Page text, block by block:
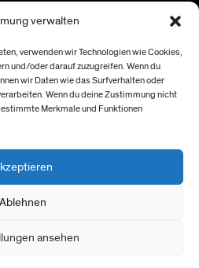
verwalten
verwenden wir Technologien wie Cookies,
und/oder darauf zuzugreifen. Wenn du
wir Daten wie das Surfverhalten oder
Wenn du deine Zustimmung nicht
Merkmale und Funktionen
Ablehnen
ansehen